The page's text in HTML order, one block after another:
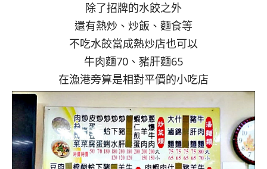
除了招牌的水餃之外
還有熱炒、炒飯、麵食等
不吃水餃當成熱炒店也可以
牛肉麵70、豬肝麵65
在漁港旁算是相對平價的小吃店